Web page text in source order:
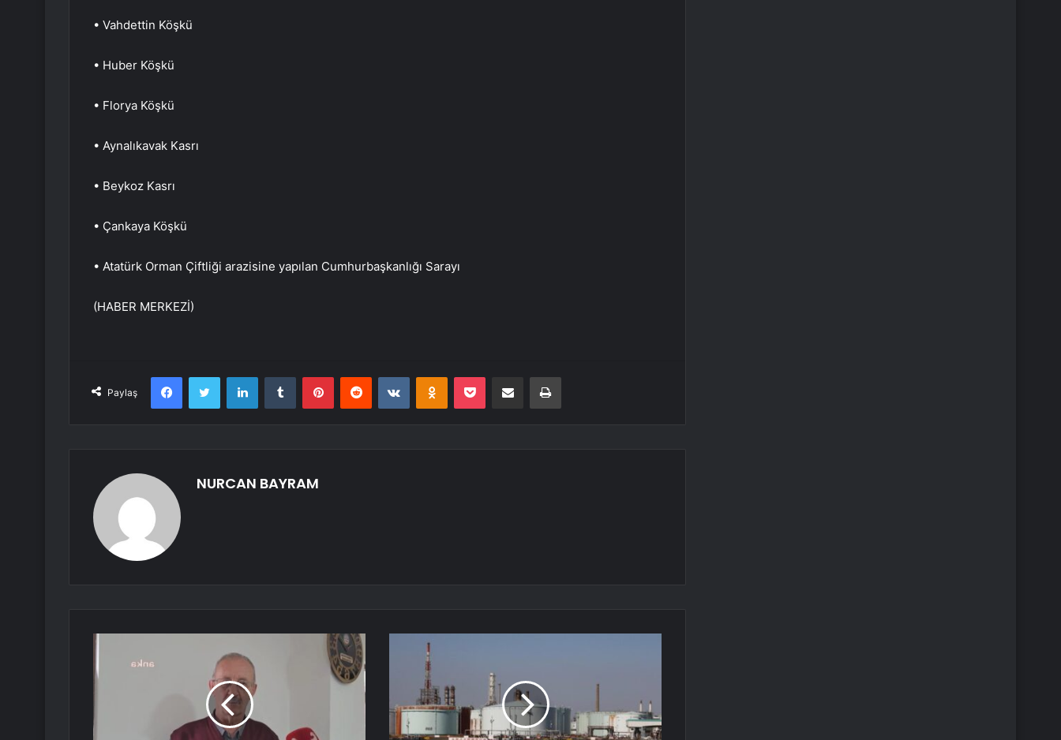
• Vahdettin Köşkü
• Huber Köşkü
• Florya Köşkü
• Aynalıkavak Kasrı
• Beykoz Kasrı
• Çankaya Köşkü
• Atatürk Orman Çiftliği arazisine yapılan Cumhurbaşkanlığı Sarayı
(HABER MERKEZİ)
Paylaş
FacebookTwitter LinkedInTumblr PinterestReddit VKontakteOdnoklassniki
Pocket E-Posta ile paylaş Yazdır
NURCAN BAYRAM